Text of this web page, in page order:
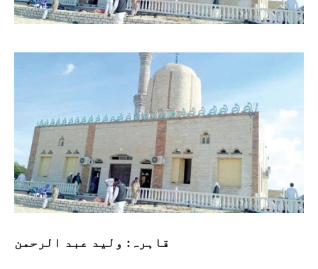
قاہرہ: ولید عبد الرحمن